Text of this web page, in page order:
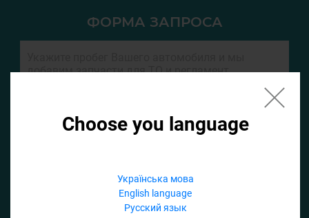
Choose you language
Українська мова
English language
Русский язык
ФОРМА ЗАПРОСА